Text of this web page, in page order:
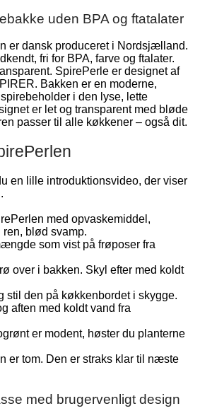
uden BPA og ftatalater
er dansk produceret i Nordsjælland.
fri for BPA, farve og ftalater.
SpirePerle er designet af
Bakken er en moderne,
i den lyse, lette
er let og transparent med bløde
passer til alle køkkener – også dit.
en lille introduktionsvideo, der viser
med opvaskemiddel,
ren, blød svamp.
som vist på frøposer fra
over i bakken. Skyl efter med koldt
stil den på køkkenbordet i skygge.
aften med koldt vand fra
er modent, høster du planterne
er tom. Den er straks klar til næste
med brugervenligt design